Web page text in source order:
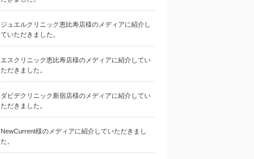
ジュエルクリニック恵比寿店様のメディアに紹介し
ていただきました。
エスクリニック恵比寿店様のメディアに紹介してい
ただきました。
ダビデクリニック新宿店様のメディアに紹介してい
ただきました。
NewCurrent様のメディアに紹介していただきまし
た。